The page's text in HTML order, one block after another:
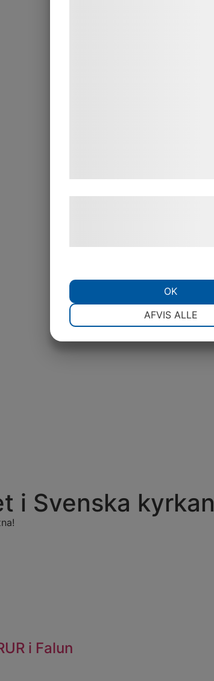
i Svenska kyrkan
i Falun
AFVIS ALLE
OK